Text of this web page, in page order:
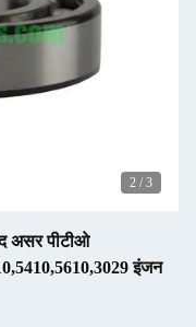
2 / 3
असर पीटीओ
इंजन